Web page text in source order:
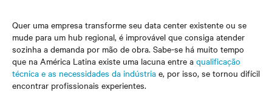
Quer uma empresa transforme seu data center existente ou se
mude para um hub regional, é improvável que consiga atender
sozinha a demanda por mão de obra. Sabe-se há muito tempo
que na América Latina existe uma lacuna entre a qualificação
técnica e as necessidades da indústria e, por isso, se tornou difícil
encontrar profissionais experientes.